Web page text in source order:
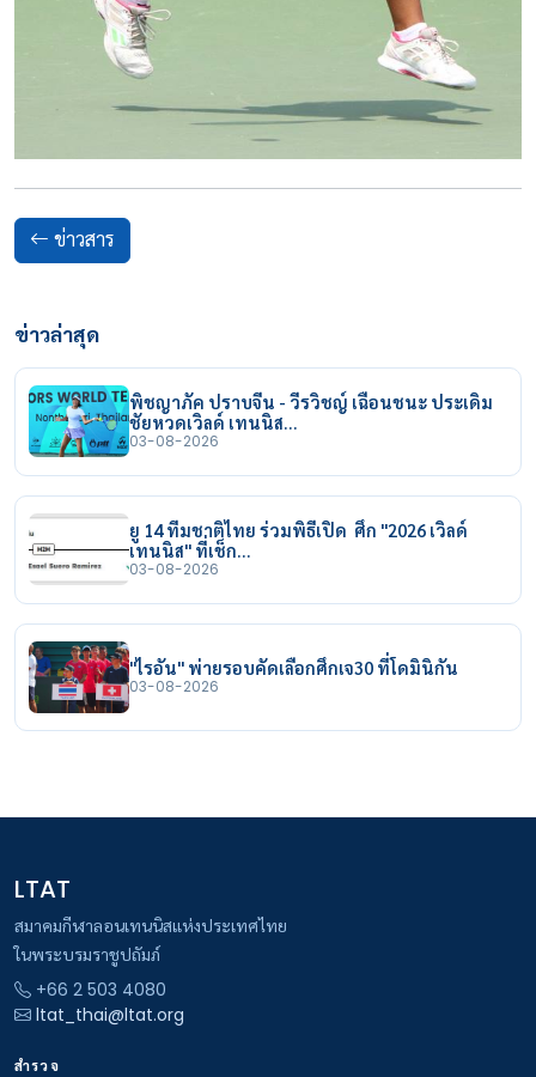
ข่าวสาร
ข่าวล่าสุด
พิชญาภัค ปราบจีน - วีรวิชญ์ เฉือนชนะ ประเดิม
ชัยหวดเวิลด์ เทนนิส…
03-08-2026
ยู 14 ทีมชาติไทย ร่วมพิธีเปิด ศึก "2026 เวิลด์
เทนนิส" ที่เช็ก…
03-08-2026
"ไรอัน" พ่ายรอบคัดเลือกศึกเจ30 ที่โดมินิกัน
03-08-2026
LTAT
สมาคมกีฬาลอนเทนนิสแห่งประเทศไทย
ในพระบรมราชูปถัมภ์
+66 2 503 4080
ltat_thai@ltat.org
สำรวจ